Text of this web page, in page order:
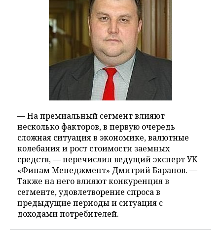
— На премиальный сегмент влияют
несколько факторов, в первую очередь
сложная ситуация в экономике, валютные
колебания и рост стоимости заемных
средств, — перечислил ведущий эксперт УК
«Финам Менеджмент» Дмитрий Баранов. —
Также на него влияют конкуренция в
сегменте, удовлетворение спроса в
предыдущие периоды и ситуация с
доходами потребителей.